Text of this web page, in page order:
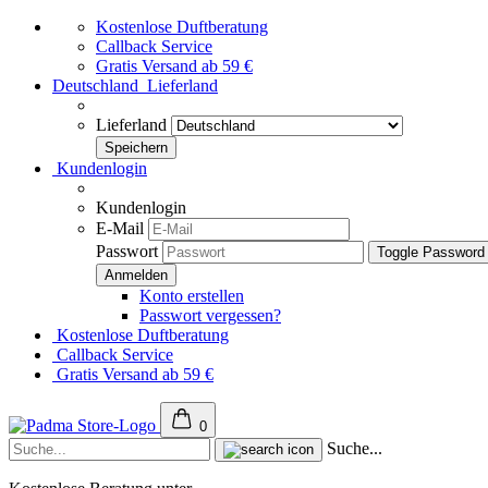
Kostenlose Duftberatung
Callback Service
Gratis Versand ab 59 €
Deutschland Lieferland
Lieferland
Kundenlogin
Kundenlogin
E-Mail
Passwort
Toggle
Konto erstellen
Passwort vergessen?
Kostenlose Duftberatung
Callback Service
Gratis Versand ab 59 €
0
Suche...